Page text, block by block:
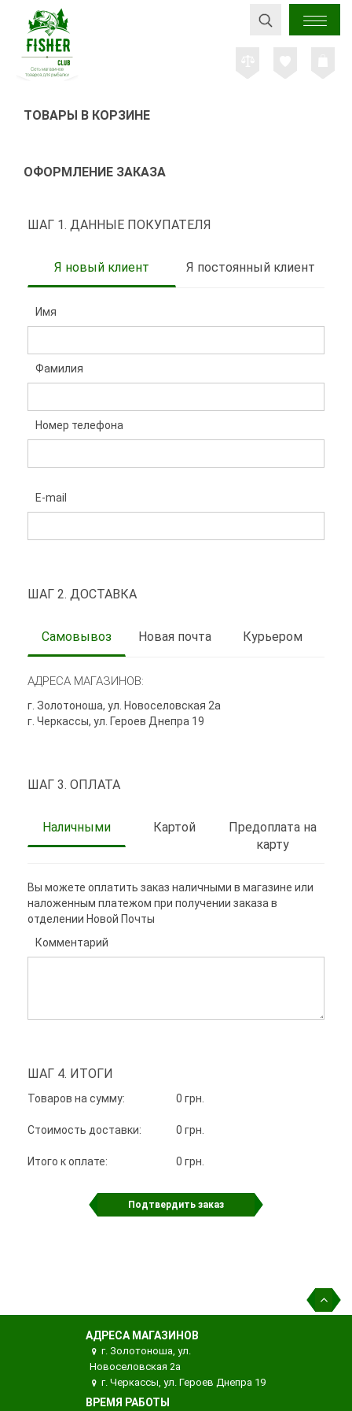
ТОВАРЫ В КОРЗИНЕ
ОФОРМЛЕНИЕ ЗАКАЗА
ШАГ 1. ДАННЫЕ ПОКУПАТЕЛЯ
Я новый клиент Я постоянный клиент
Имя
Фамилия
Номер телефона
E-mail
ШАГ 2. ДОСТАВКА
Самовывоз Новая почта Курьером
АДРЕСА МАГАЗИНОВ:
г. Золотоноша, ул. Новоселовская 2а
г. Черкассы, ул. Героев Днепра 19
ШАГ 3. ОПЛАТА
Наличными Картой
Предоплата на
карту
Вы можете оплатить заказ наличными в магазине или
наложенным платежом при получении заказа в
отделении Новой Почты
Комментарий
ШАГ 4. ИТОГИ
Товаров на сумму: 0 грн.
Стоимость доставки: 0 грн.
Итого к оплате: 0 грн.
Подтвердить заказ
АДРЕСА МАГАЗИНОВ
г. Золотоноша, ул.
Новоселовская 2а
г. Черкассы, ул. Героев Днепра 19
ВРЕМЯ РАБОТЫ